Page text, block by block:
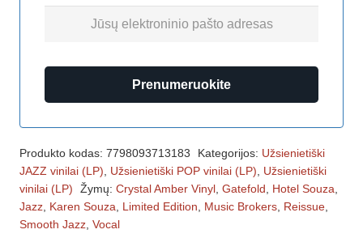
Prenumeruokite
Produkto kodas: 7798093713183 Kategorijos: Užsienietiški
JAZZ vinilai (LP)
Užsienietiški POP vinilai (LP)
Užsienietiški
vinilai (LP)
Žymų: Crystal Amber Vinyl, Gatefold Hotel Souza
Jazz Karen Souza Limited Edition Music Brokers Reissue
Smooth Jazz Vocal